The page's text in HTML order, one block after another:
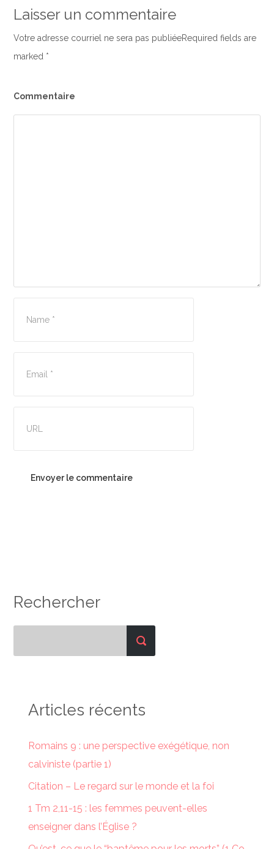
Laisser un commentaire
Votre adresse courriel ne sera pas publiéeRequired fields are
marked *
Commentaire
Rechercher
Articles récents
Romains 9 : une perspective exégétique, non
calviniste (partie 1)
Citation – Le regard sur le monde et la foi
1 Tm 2,11-15 : les femmes peuvent-elles
enseigner dans l’Église ?